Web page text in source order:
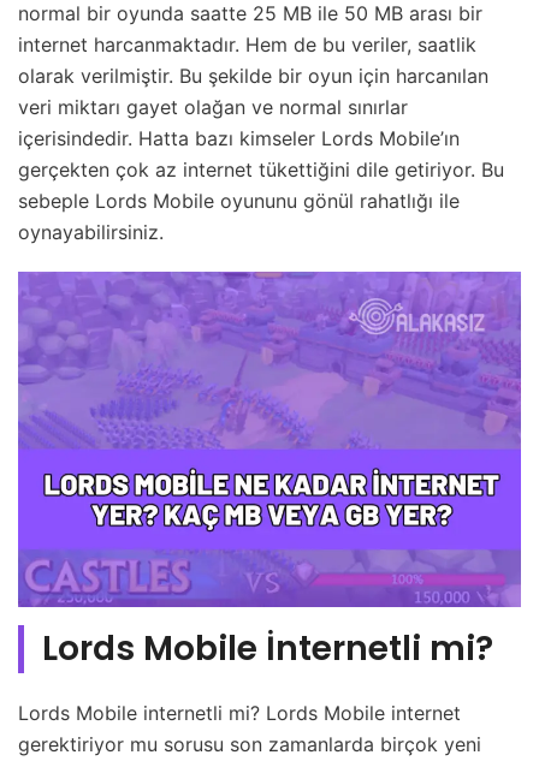
normal bir oyunda saatte 25 MB ile 50 MB arası bir
internet harcanmaktadır. Hem de bu veriler, saatlik
olarak verilmiştir. Bu şekilde bir oyun için harcanılan
veri miktarı gayet olağan ve normal sınırlar
içerisindedir. Hatta bazı kimseler Lords Mobile’ın
gerçekten çok az internet tükettiğini dile getiriyor. Bu
sebeple Lords Mobile oyununu gönül rahatlığı ile
oynayabilirsiniz.
Lords Mobile İnternetli mi?
Lords Mobile internetli mi? Lords Mobile internet
gerektiriyor mu sorusu son zamanlarda birçok yeni